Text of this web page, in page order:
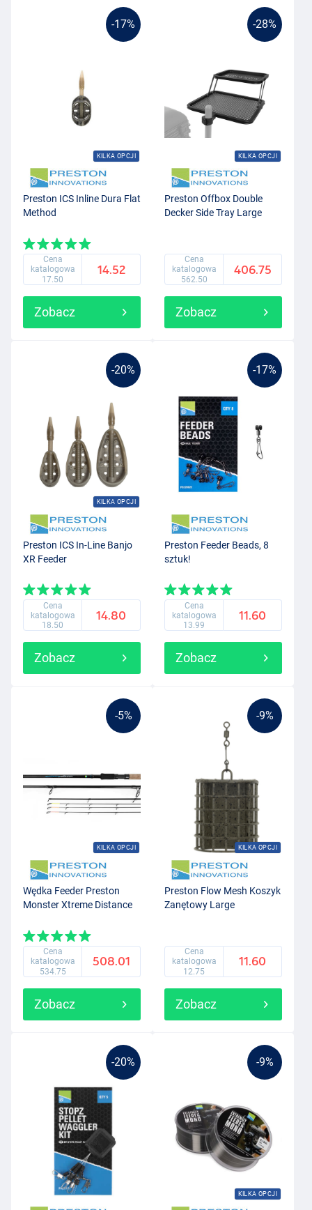
-17%
KILKA OPCJI
Preston ICS Inline Dura Flat
Method
Cena
katalogowa
17.50
14.52
Zobacz
-28%
KILKA OPCJI
Preston Offbox Double
Decker Side Tray Large
Cena
katalogowa
562.50
406.75
Zobacz
-20%
KILKA OPCJI
Preston ICS In-Line Banjo
XR Feeder
Cena
katalogowa
18.50
14.80
Zobacz
-17%
Preston Feeder Beads, 8
sztuk!
Cena
katalogowa
13.99
11.60
Zobacz
-5%
KILKA OPCJI
Wędka Feeder Preston
Monster Xtreme Distance
Cena
katalogowa
534.75
508.01
Zobacz
-9%
KILKA OPCJI
Preston Flow Mesh Koszyk
Zanętowy Large
Cena
katalogowa
12.75
11.60
Zobacz
-20% -9%
KILKA OPCJI